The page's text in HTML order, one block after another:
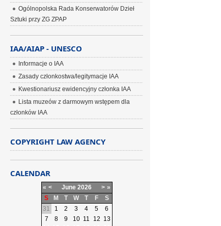
Ogólnopolska Rada Konserwatorów Dzieł
Sztuki przy ZG ZPAP
IAA/AIAP - UNESCO
Informacje o IAA
Zasady członkostwa/legitymacje IAA
Kwestionariusz ewidencyjny członka IAA
Lista muzeów z darmowym wstępem dla
członków IAA
COPYRIGHT LAW AGENCY
CALENDAR
« < June 2026 > »
S
M T W T F
S
31
1 2 3 4 5
6
7
8 9 10 11 12 13